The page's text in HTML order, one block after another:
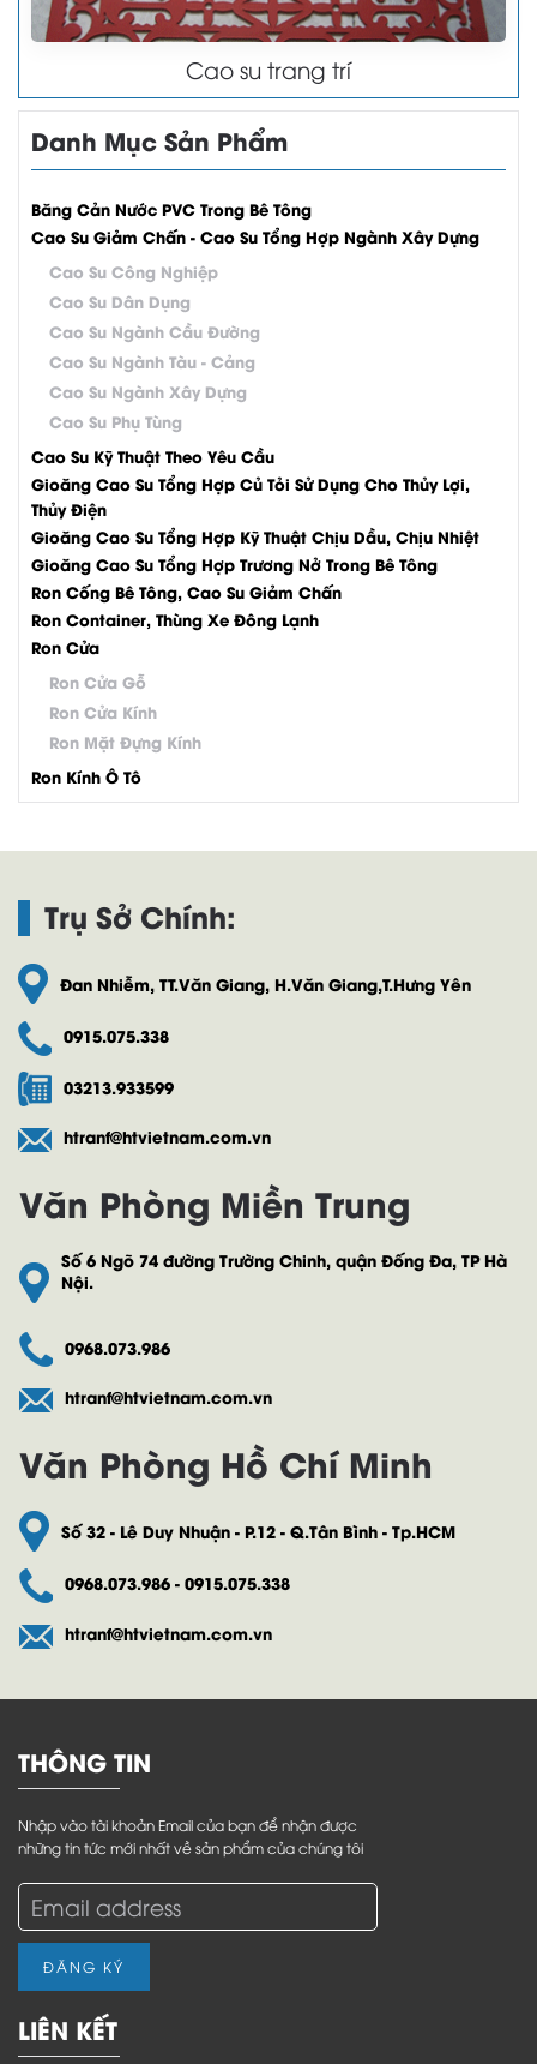
Cao su trang trí
Danh Mục Sản Phẩm
Băng Cản Nước PVC Trong Bê Tông
Cao Su Giảm Chấn - Cao Su Tổng Hợp Ngành Xây Dựng
Cao Su Công Nghiệp
Cao Su Dân Dụng
Cao Su Ngành Cầu Đường
Cao Su Ngành Tàu - Cảng
Cao Su Ngành Xây Dựng
Cao Su Phụ Tùng
Cao Su Kỹ Thuật Theo Yêu Cầu
Gioăng Cao Su Tổng Hợp Củ Tỏi Sử Dụng Cho Thủy Lợi,
Thủy Điện
Gioăng Cao Su Tổng Hợp Kỹ Thuật Chịu Dầu, Chịu Nhiệt
Gioăng Cao Su Tổng Hợp Trương Nở Trong Bê Tông
Ron Cống Bê Tông, Cao Su Giảm Chấn
Ron Container, Thùng Xe Đông Lạnh
Ron Cửa
Ron Cửa Gỗ
Ron Cửa Kính
Ron Mặt Đựng Kính
Ron Kính Ô Tô
Trụ Sở Chính:
Đan Nhiễm, TT.Văn Giang, H.Văn Giang,T.Hưng Yên
0915.075.338
03213.933599
htranf@htvietnam.com.vn
Văn Phòng Miền Trung
Số 6 Ngõ 74 đường Trường Chinh, quận Đống Đa, TP Hà
Nội.
0968.073.986
htranf@htvietnam.com.vn
Văn Phòng Hồ Chí Minh
Số 32 - Lê Duy Nhuận - P.12 - Q.Tân Bình - Tp.HCM
0968.073.986 - 0915.075.338
htranf@htvietnam.com.vn
THÔNG TIN
Nhập vào tài khoản Email của bạn để nhận được
những tin tức mới nhất về sản phẩm của chúng tôi
ĐĂNG KÝ
LIÊN KẾT